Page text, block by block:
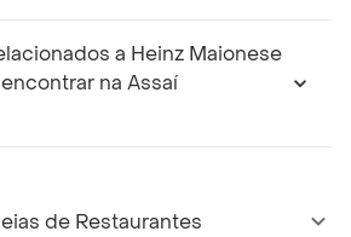
a Heinz Maionese
na Assaí
de Restaurantes